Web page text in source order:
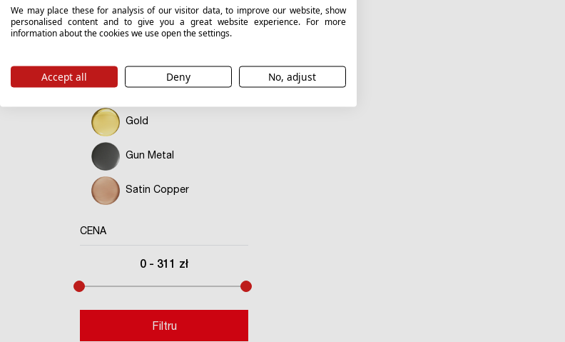
Black
Chrome
Gold
Gun Metal
Satin Copper
CENA
0 - 311 zł
Filtru
We may place these for analysis of our visitor data, to improve our website, show
personalised content and to give you a great website experience. For more
information about the cookies we use open the settings.
Accept all Deny No, adjust